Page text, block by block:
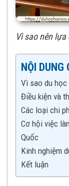
Vì sao nên
NỘI DUNG
Vì sao du học
Điều kiện và
Các loại chi
Cơ hội việc
Quốc
Kinh nghiệm
Kết luận